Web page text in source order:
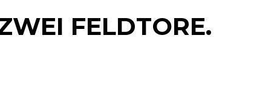
FELDTORE.